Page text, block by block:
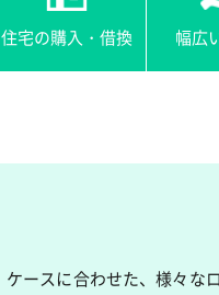
住宅の購入・借換 幅広
ケースに合わせた、様々な